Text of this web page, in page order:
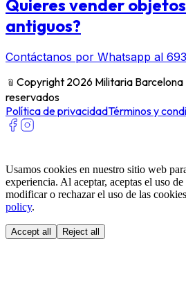
Quieres vender
antiguos?
Contáctanos por Whatsapp al
﹫ Copyright 2026 Militaria Barcelona
reservados
Política de privacidadTérminos y
Usamos cookies en nuestro sitio web
experiencia. Al aceptar, aceptas el uso
modificar o rechazar el uso de las
policy.
Accept all Reject all